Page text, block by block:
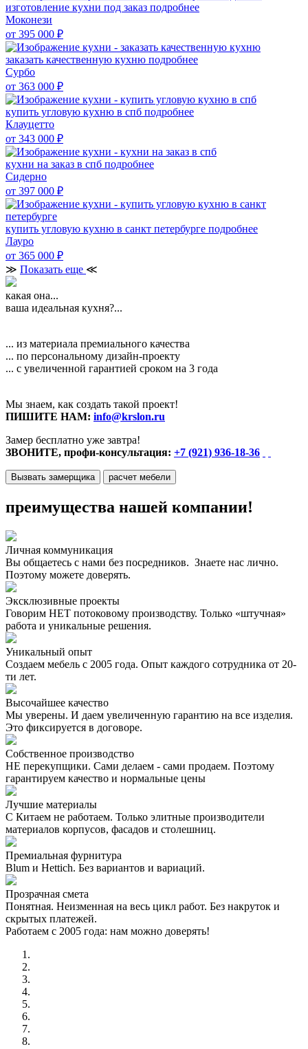
изготовление кухни под заказ подробнее
Моконези
от 395 000 ₽
заказать качественную кухню подробнее
Сурбо
от 363 000 ₽
купить угловую кухню в спб подробнее
Клауцетто
от 343 000 ₽
кухни на заказ в спб подробнее
Сидерно
от 397 000 ₽
купить угловую кухню в санкт петербурге подробнее
Лауро
от 365 000 ₽
≫ Показать еще ≪
какая она...
ваша идеальная кухня?...
... из материала премиального качества
... по персональному дизайн-проекту
... с увеличенной гарантией сроком на 3 года
Мы знаем, как создать такой проект!
ПИШИТЕ НАМ: info@krslon.ru
Замер бесплатно уже завтра!
ЗВОНИТЕ, профи-консультация: +7 (921) 936-18-36
Вызвать замерщика расчет мебели
преимущества нашей компании!
Личная коммуникация
Вы общаетесь с нами без посредников. Знаете нас лично.
Поэтому можете доверять.
Эксклюзивные проекты
Говорим НЕТ потоковому производству. Только «штучная»
работа и уникальные решения.
Уникальный опыт
Создаем мебель с 2005 года. Опыт каждого сотрудника от 20-
ти лет.
Высочайшее качество
Мы уверены. И даем увеличенную гарантию на все изделия.
Это фиксируется в договоре.
Собственное производство
НЕ перекупщики. Сами делаем - сами продаем. Поэтому
гарантируем качество и нормальные цены
Лучшие материалы
С Китаем не работаем. Только элитные производители
материалов корпусов, фасадов и столешниц.
Премиальная фурнитура
Blum и Hettich. Без вариантов и вариаций.
Прозрачная смета
Понятная. Неизменная на весь цикл работ. Без накруток и
скрытых платежей.
Работаем с 2005 года: нам можно доверять!